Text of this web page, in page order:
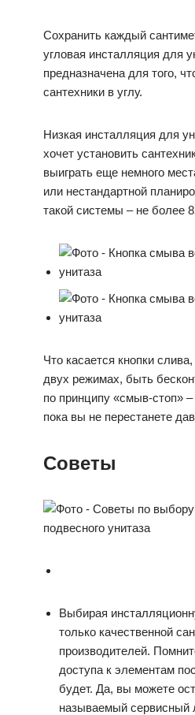
Сохранить каждый
угловая инсталляция для
предназначена для того,
сантехники в углу.
Низкая инсталляция для
хочет установить
выиграть еще немного
или нестандартной
такой системы – не более
Что касается кнопки
двух режимах, быть
по принципу «смыв-стоп»
пока вы не перестанете
Советы
Выбирая
только качественной
производителей.
доступа к элементам
будет. Да, вы можете
называемый сервисный